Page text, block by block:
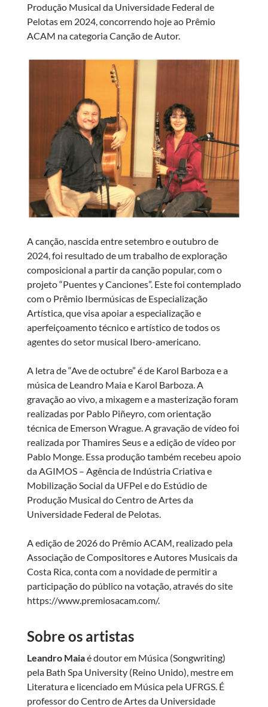
Produção Musical da Universidade Federal de
Pelotas em 2024, concorrendo hoje ao Prêmio
ACAM na categoria Canção de Autor.
A canção, nascida entre setembro e outubro de
2024, foi resultado de um trabalho de exploração
composicional a partir da canção popular, com o
projeto “Puentes y Canciones”. Este foi contemplado
com o Prêmio Ibermúsicas de Especialização
Artística, que visa apoiar a especialização e
aperfeiçoamento técnico e artístico de todos os
agentes do setor musical Ibero-americano.
A letra de “Ave de octubre” é de Karol Barboza e a
música de Leandro Maia e Karol Barboza. A
gravação ao vivo, a mixagem e a masterização foram
realizadas por Pablo Piñeyro, com orientação
técnica de Emerson Wrague. A gravação de vídeo foi
realizada por Thamires Seus e a edição de vídeo por
Pablo Monge. Essa produção também recebeu apoio
da AGIMOS – Agência de Indústria Criativa e
Mobilização Social da UFPel e do Estúdio de
Produção Musical do Centro de Artes da
Universidade Federal de Pelotas.
A edição de 2026 do Prêmio ACAM, realizado pela
Associação de Compositores e Autores Musicais da
Costa Rica, conta com a novidade de permitir a
participação do público na votação, através do site
https://www.premiosacam.com/.
Sobre os artistas
Leandro Maiaé doutor em Música (Songwriting)
pela Bath Spa University (Reino Unido), mestre em
Literatura e licenciado em Música pela UFRGS. É
professor do Centro de Artes da Universidade